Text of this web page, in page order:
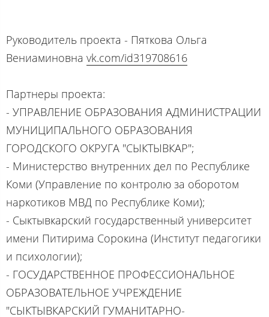
Руководитель проекта - Пяткова Ольга
Вениаминовна vk.com/id319708616
Партнеры проекта:
- УПРАВЛЕНИЕ ОБРАЗОВАНИЯ АДМИНИСТРАЦИИ
МУНИЦИПАЛЬНОГО ОБРАЗОВАНИЯ
ГОРОДСКОГО ОКРУГА "СЫКТЫВКАР";
- Министерство внутренних дел по Республике
Коми (Управление по контролю за оборотом
наркотиков МВД по Республике Коми);
- Сыктывкарский государственный университет
имени Питирима Сорокина (Институт педагогики
и психологии);
- ГОСУДАРСТВЕННОЕ ПРОФЕССИОНАЛЬНОЕ
ОБРАЗОВАТЕЛЬНОЕ УЧРЕЖДЕНИЕ
"СЫКТЫВКАРСКИЙ ГУМАНИТАРНО-